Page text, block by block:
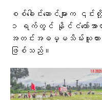
စစ်ခေါင်းဆောင်များက ၎
၁ ရက်တွင် နိုင်ငံတော်အာ
အတင်းအဓမ္မသိမ်းယူထ
ဖြစ်သည်။